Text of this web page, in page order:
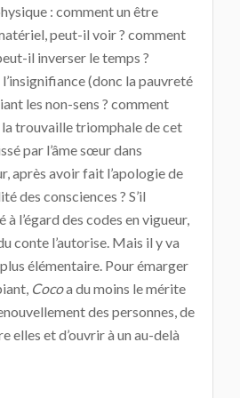
: comment un être
peut-il voir ? comment
il inverser le temps ?
(donc la pauvreté
les non-sens ? comment
trouvaille triomphale de cet
par l’âme sœur dans
après avoir fait l’apologie de
des consciences ? S’il
à l’égard des codes en vigueur,
conte l’autorise. Mais il y va
élémentaire. Pour émarger
Cocoa du moins le mérite
des personnes, de
elles et d’ouvrir à un au-delà